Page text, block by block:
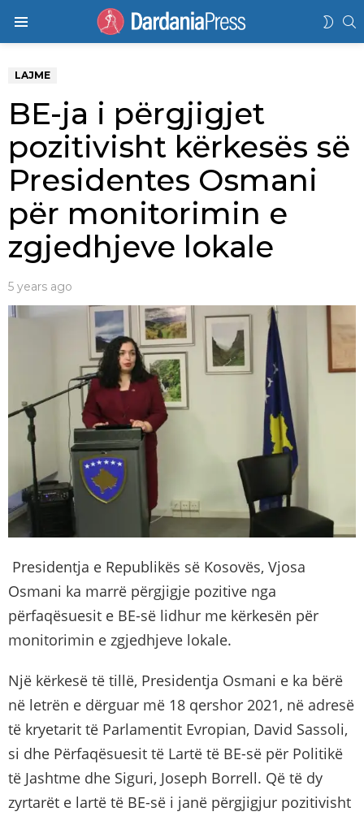
LAJME
BE-ja i përgjigjet
pozitivisht kërkesës së
Presidentes Osmani
për monitorimin e
zgjedhjeve lokale
5 years ago
Presidentja e Republikës së Kosovës, Vjosa
Osmani ka marrë përgjigje pozitive nga
përfaqësuesit e BE-së lidhur me kërkesën për
monitorimin e zgjedhjeve lokale.
Një kërkesë të tillë, Presidentja Osmani e ka bërë
në letrën e dërguar më 18 qershor 2021, në adresë
të kryetarit të Parlamentit Evropian, David Sassoli,
si dhe Përfaqësuesit të Lartë të BE-së për Politikë
të Jashtme dhe Siguri, Joseph Borrell. Që të dy
zyrtarët e lartë të BE-së i janë përgjigjur pozitivisht